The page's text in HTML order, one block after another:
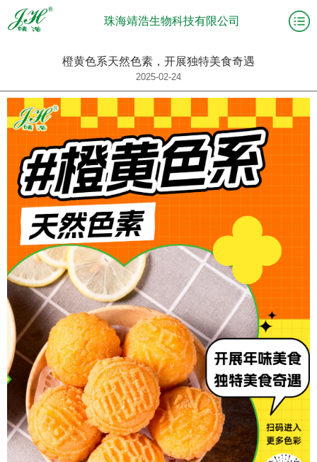
珠海靖浩生物科技有限公司
橙黄色系天然色素，开展独特美食奇遇
2025-02-24